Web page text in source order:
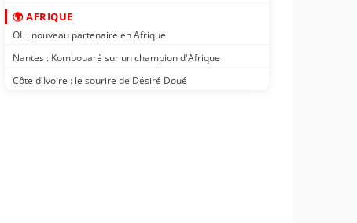
🌍 AFRIQUE
OL : nouveau partenaire en Afrique
Nantes : Kombouaré sur un champion d'Afrique
Côte d'Ivoire : le sourire de Désiré Doué